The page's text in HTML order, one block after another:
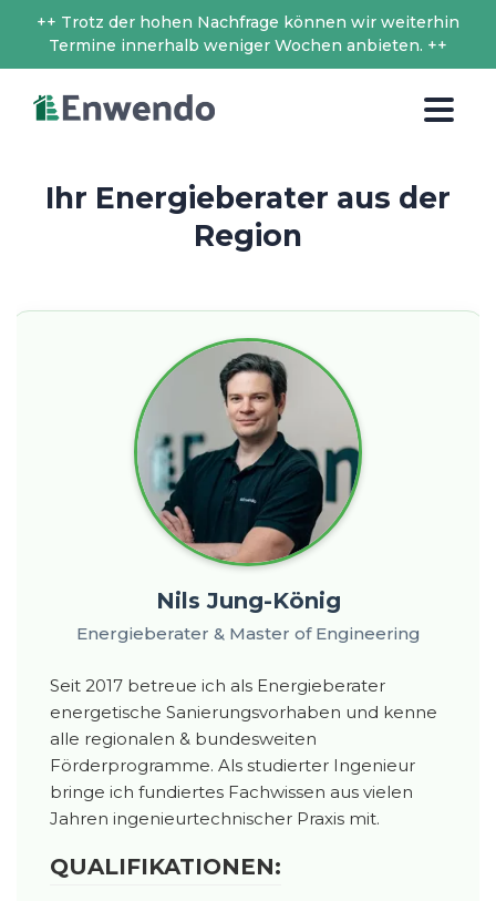
++ Trotz der hohen Nachfrage können wir weiterhin
Termine innerhalb weniger Wochen anbieten. ++
Ihr Energieberater aus der
Region
Nils Jung-König
Energieberater & Master of Engineering
Seit 2017 betreue ich als Energieberater
energetische Sanierungsvorhaben und kenne
alle regionalen & bundesweiten
Förderprogramme. Als studierter Ingenieur
bringe ich fundiertes Fachwissen aus vielen
Jahren ingenieurtechnischer Praxis mit.
QUALIFIKATIONEN: